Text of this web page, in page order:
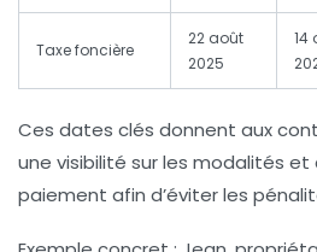
Taxe foncière
22 août
2025
14
Ces dates clés donnent aux
une visibilité sur les modalités et
paiement afin d’éviter les